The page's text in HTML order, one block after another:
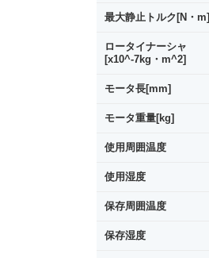
最大静止トルク[N・m]
ロータイナーシャ
[x10^-7kg・m^2]
モータ長[mm]
モータ重量[kg]
使用周囲温度
使用湿度
保存周囲温度
保存湿度